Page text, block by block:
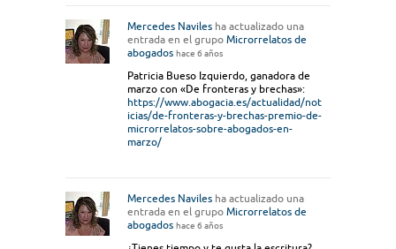
Mercedes Naviles ha actualizado una
entrada en el grupo Microrrelatos de
abogados hace 6 años
Patricia Bueso Izquierdo, ganadora de
marzo con «De fronteras y brechas»:
https://www.abogacia.es/actualidad/not
icias/de-fronteras-y-brechas-premio-de-
microrrelatos-sobre-abogados-en-
marzo/
Mercedes Naviles ha actualizado una
entrada en el grupo Microrrelatos de
abogados hace 6 años